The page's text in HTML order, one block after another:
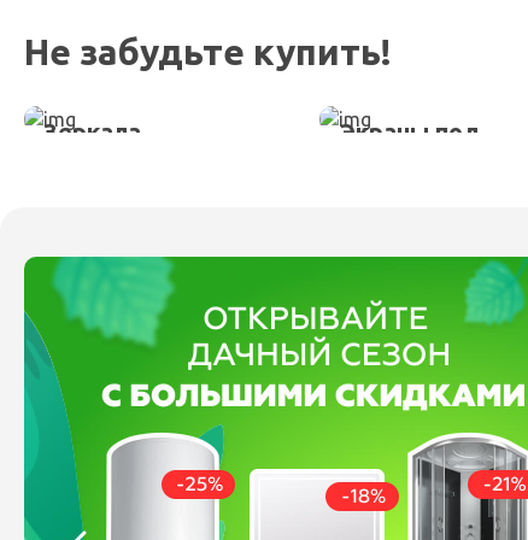
Не забудьте купить!
Зеркала
Экраны под